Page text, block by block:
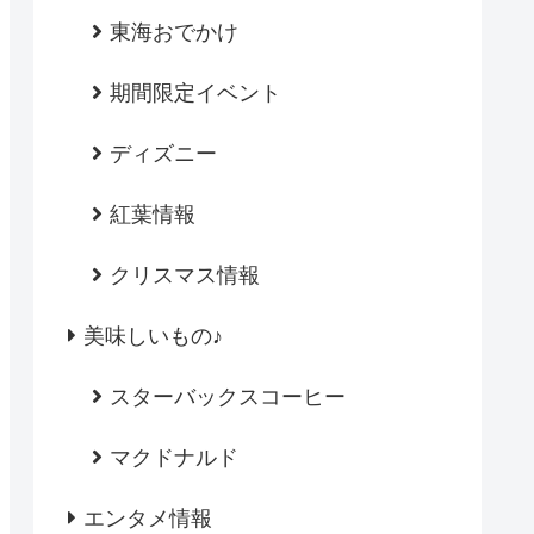
東海おでかけ
期間限定イベント
ディズニー
紅葉情報
クリスマス情報
美味しいもの♪
スターバックスコーヒー
マクドナルド
エンタメ情報